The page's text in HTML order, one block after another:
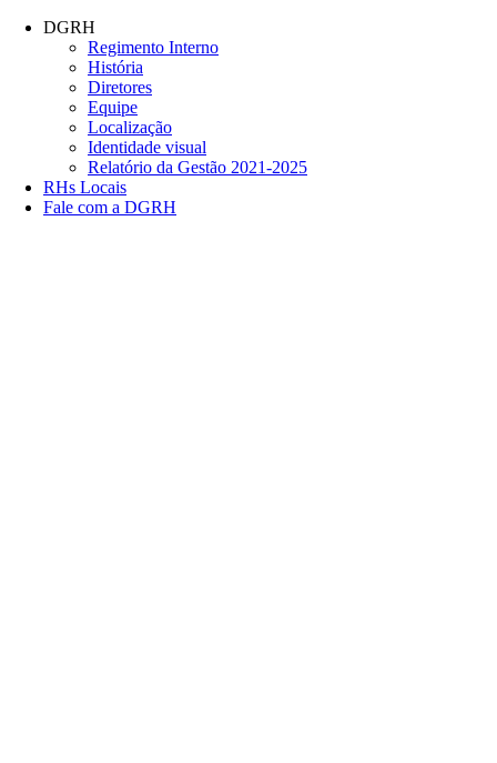
Conteúdo principal
DGRH
Regimento Interno
História
Diretores
Equipe
Localização
Identidade visual
Relatório da Gestão 2021-2025
RHs Locais
Fale com a DGRH